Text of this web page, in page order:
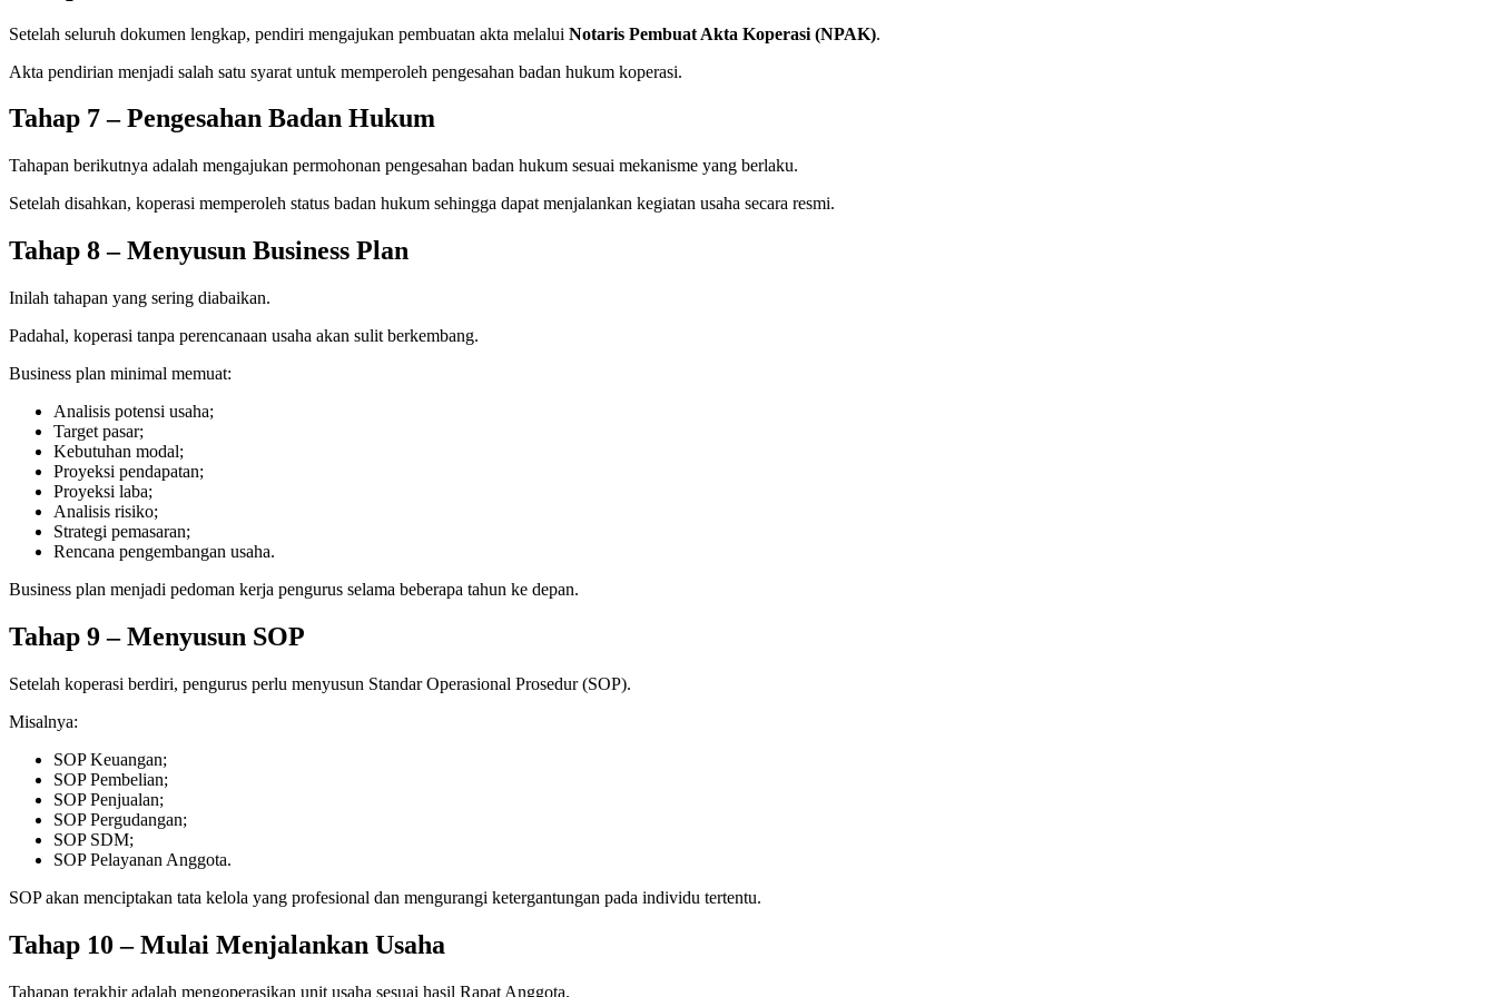
Setelah seluruh dokumen lengkap, pendiri mengajukan pembuatan akta melalui Notaris Pembuat Akta Koperasi (NPAK).
Akta pendirian menjadi salah satu syarat untuk memperoleh pengesahan badan hukum koperasi.
Tahap 7 – Pengesahan Badan Hukum
Tahapan berikutnya adalah mengajukan permohonan pengesahan badan hukum sesuai mekanisme yang berlaku.
Setelah disahkan, koperasi memperoleh status badan hukum sehingga dapat menjalankan kegiatan usaha secara resmi.
Tahap 8 – Menyusun Business Plan
Inilah tahapan yang sering diabaikan.
Padahal, koperasi tanpa perencanaan usaha akan sulit berkembang.
Business plan minimal memuat:
Analisis potensi usaha;
Target pasar;
Kebutuhan modal;
Proyeksi pendapatan;
Proyeksi laba;
Analisis risiko;
Strategi pemasaran;
Rencana pengembangan usaha.
Business plan menjadi pedoman kerja pengurus selama beberapa tahun ke depan.
Tahap 9 – Menyusun SOP
Setelah koperasi berdiri, pengurus perlu menyusun Standar Operasional Prosedur (SOP).
Misalnya:
SOP Keuangan;
SOP Pembelian;
SOP Penjualan;
SOP Pergudangan;
SOP SDM;
SOP Pelayanan Anggota.
SOP akan menciptakan tata kelola yang profesional dan mengurangi ketergantungan pada individu tertentu.
Tahap 10 – Mulai Menjalankan Usaha
Tahapan terakhir adalah mengoperasikan unit usaha sesuai hasil Rapat Anggota.